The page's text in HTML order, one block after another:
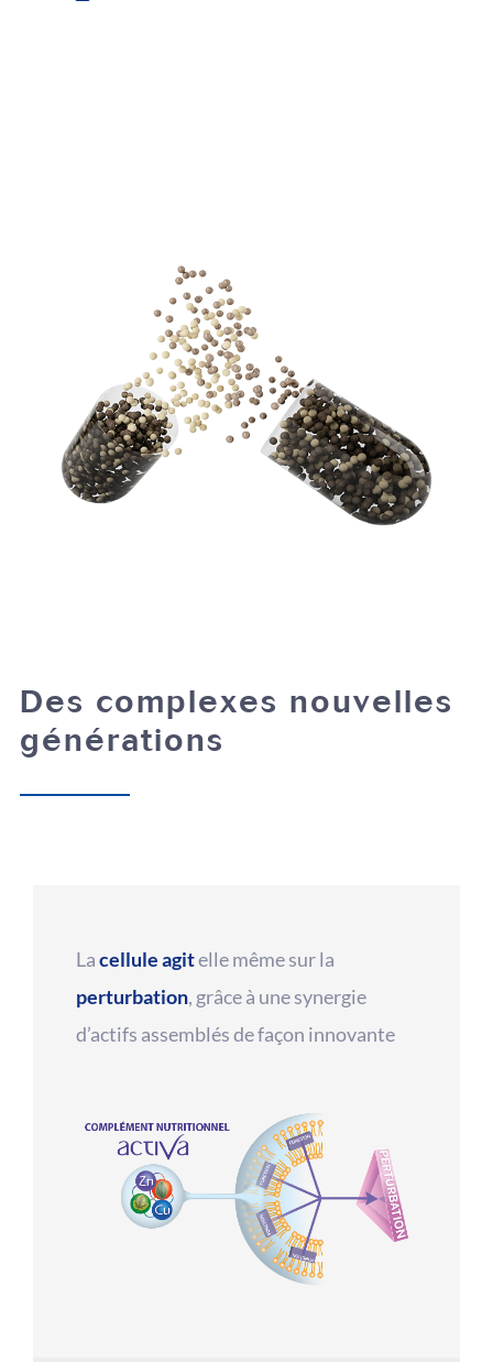
Des complexes nouvelles
générations
Lacellule agitelle même sur la
perturbation, grâce à une synergie
d’actifs assemblés de façon innovante